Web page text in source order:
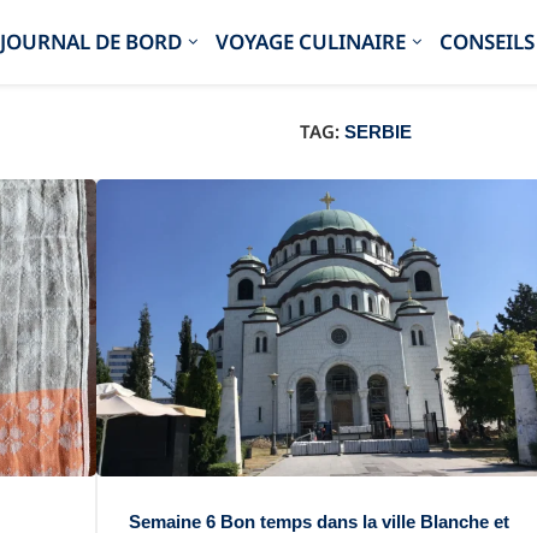
JOURNAL DE BORD VOYAGE CULINAIRE
TAG: SERBIE
Semaine 6 Bon temps dans la ville Blanche et